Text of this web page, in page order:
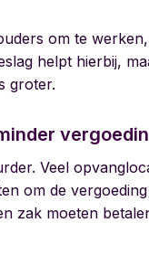
om te
helpt hierbij,
groter.
Veel
om de
zak moeten